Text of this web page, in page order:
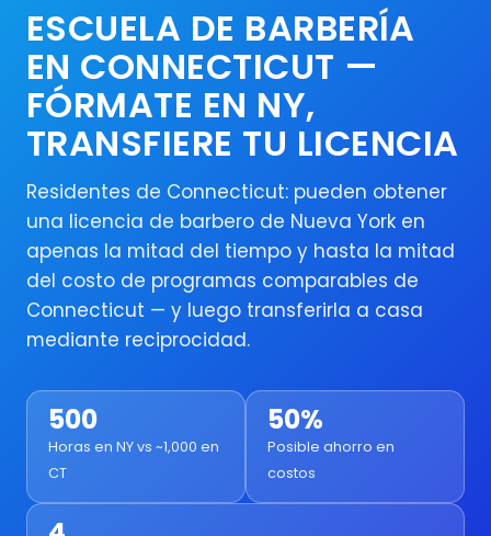
ESCUELA DE BARBERÍA
EN CONNECTICUT —
FÓRMATE EN NY,
TRANSFIERE TU LICENCIA
Residentes de Connecticut: pueden obtener
una licencia de barbero de Nueva York en
apenas la mitad del tiempo y hasta la mitad
del costo de programas comparables de
Connecticut — y luego transferirla a casa
mediante reciprocidad.
500
Horas en NY vs ~1,000 en
CT
50%
Posible ahorro en
costos